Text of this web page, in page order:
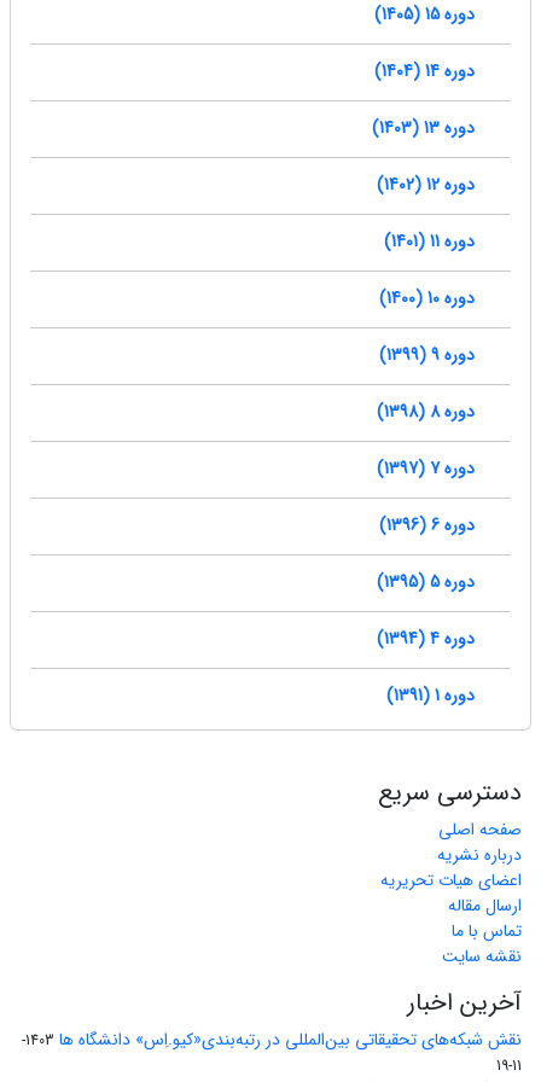
دوره 15 (1405)
دوره 14 (1404)
دوره 13 (1403)
دوره 12 (1402)
دوره 11 (1401)
دوره 10 (1400)
دوره 9 (1399)
دوره 8 (1398)
دوره 7 (1397)
دوره 6 (1396)
دوره 5 (1395)
دوره 4 (1394)
دوره 1 (1391)
دسترسی سریع
صفحه اصلی
درباره نشریه
اعضای هیات تحریریه
ارسال مقاله
تماس با ما
نقشه سایت
آخرین اخبار
نقش شبکه‌های تحقیقاتی بین‌المللی در رتبه‌بندی«کیو.اِس» دانشگاه ها
1403-
11-19